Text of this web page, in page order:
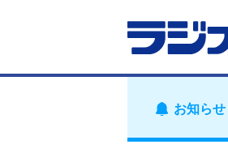
お知らせ